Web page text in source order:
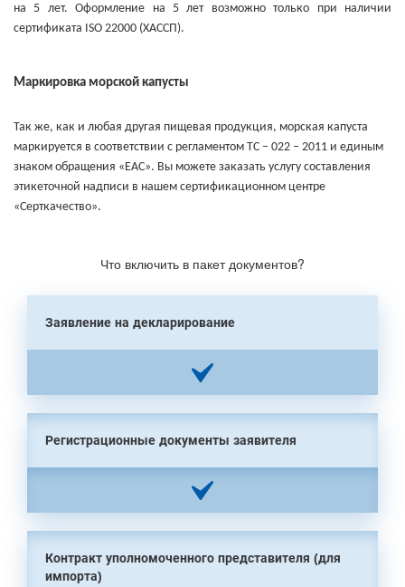
на 5 лет. Оформление на 5 лет возможно только при наличии
сертификата ISO 22000 (ХАССП).
Маркировка морской капусты
Так же, как и любая другая пищевая продукция, морская капуста
маркируется в соответствии с регламентом ТС – 022 – 2011 и единым
знаком обращения «ЕАС». Вы можете заказать услугу составления
этикеточной надписи в нашем сертификационном центре
«Серткачество».
Что включить в пакет документов?
Заявление на декларирование
Регистрационные документы заявителя
Контракт уполномоченного представителя (для
импорта)